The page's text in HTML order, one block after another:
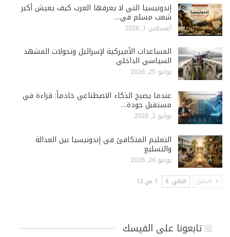
إندونيسيا التي لا يعرفها العرب كيف يعيش أكبر
شعب مسلم في…
أغسطس 1, 2026
المساعدات الأميركية لإسرائيل وتحولات المشهد
السياسي الداخلي
يوليو 25, 2026
عندما يصبح الذكاء الاصطناعي خادماً: قراءة في
مستقبل جودة…
يوليو 2, 2026
التعليم المتكافئ في إندونيسيا بين العدالة
والتسليع
يونيو 26, 2026
السابق التالي 1 من 12
تابعونا على الفيسك